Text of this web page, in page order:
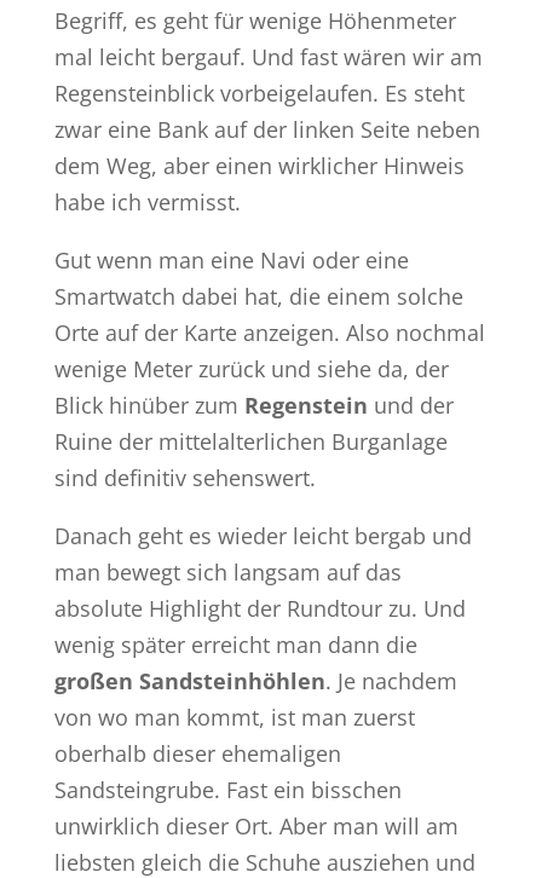
Begriff, es geht für wenige Höhenmeter
mal leicht bergauf. Und fast wären wir am
Regensteinblick vorbeigelaufen. Es steht
zwar eine Bank auf der linken Seite neben
dem Weg, aber einen wirklicher Hinweis
habe ich vermisst.
Gut wenn man eine Navi oder eine
Smartwatch dabei hat, die einem solche
Orte auf der Karte anzeigen. Also nochmal
wenige Meter zurück und siehe da, der
Blick hinüber zum Regenstein und der
Ruine der mittelalterlichen Burganlage
sind definitiv sehenswert.
Danach geht es wieder leicht bergab und
man bewegt sich langsam auf das
absolute Highlight der Rundtour zu. Und
wenig später erreicht man dann die
großen Sandsteinhöhlen. Je nachdem
von wo man kommt, ist man zuerst
oberhalb dieser ehemaligen
Sandsteingrube. Fast ein bisschen
unwirklich dieser Ort. Aber man will am
liebsten gleich die Schuhe ausziehen und